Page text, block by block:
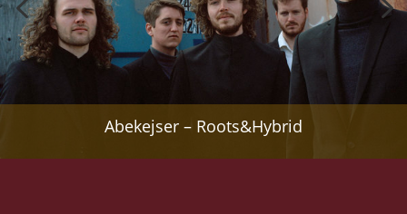
Abekejser – Roots&Hybrid